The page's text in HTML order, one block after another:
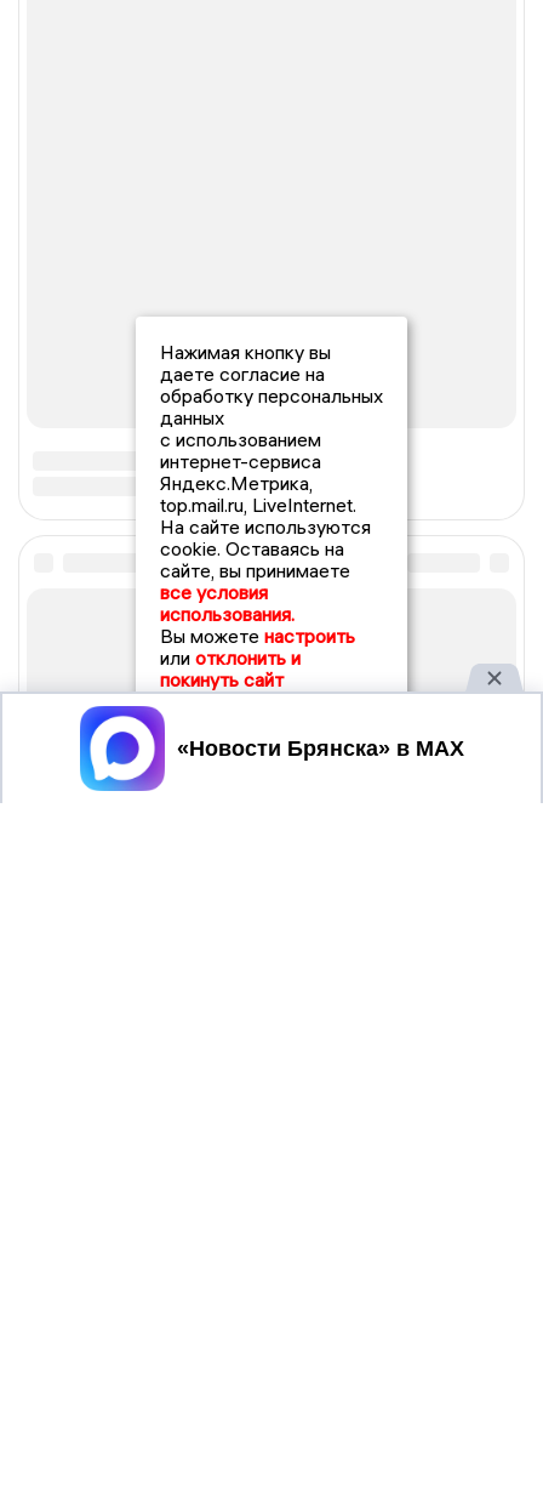
Нажимая кнопку вы
даете согласие на
обработку персональных
данных
с использованием
интернет-сервиса
Яндекс.Метрика,
top.mail.ru, LiveInternet.
На сайте используются
cookie. Оставаясь на
сайте, вы принимаете
все условия
использования.
Вы можете настроить
или отклонить и
покинуть сайт
Принять